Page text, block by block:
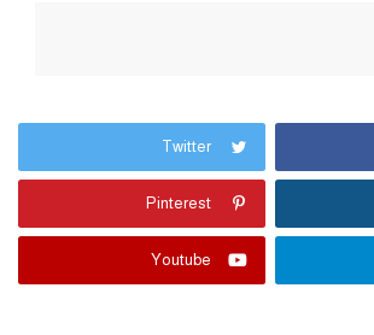
Twitter
Pinterest
Youtube